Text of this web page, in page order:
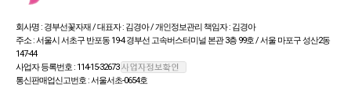
회사명 : 경부선꽃자재 / 대표자 : 김경아 / 개인정보관리 책임자 : 김경아
주소 : 서울시 서초구 반포동 19-4 경부선 고속버스터미널 본관 3층 99호 / 서울 마포구 성산2동
147-44
사업자 등록번호 : 114-15-32673
통신판매업신고번호 : 서울서초-0654호